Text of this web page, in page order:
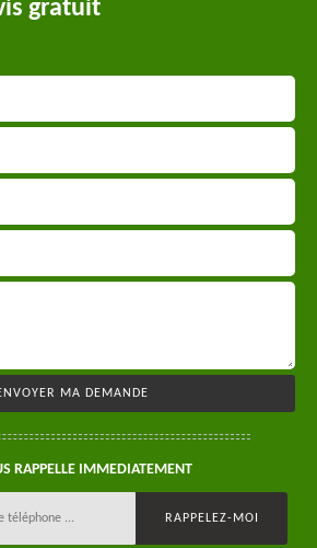
gratuit
RAPPELLE IMMEDIATEMENT